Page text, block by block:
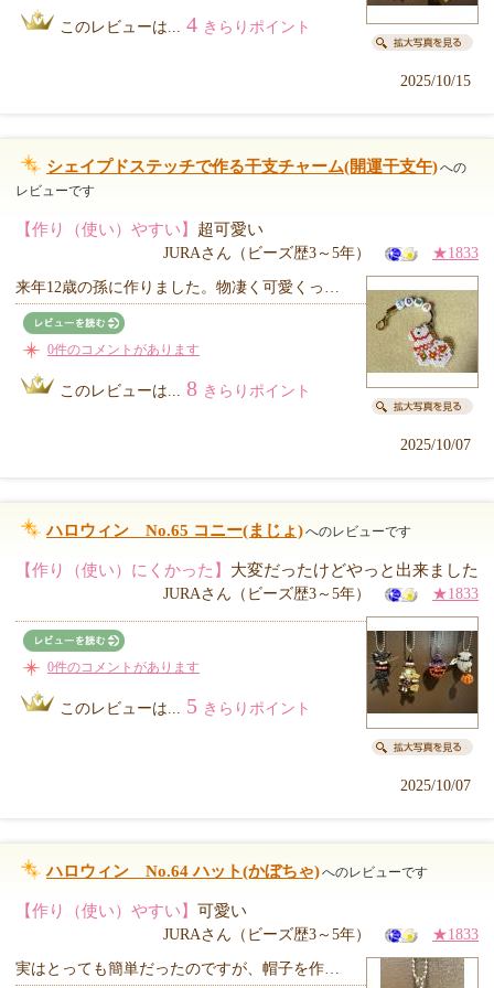
このレビューは... 4 きらりポイント
2025/10/15
シェイプドステッチで作る干支チャーム(開運干支午)への
レビューです
【作り（使い）やすい】 超可愛い
JURAさん（ビーズ歴3～5年） ★1833
来年12歳の孫に作りました。物凄く可愛くっ…
0件のコメントがあります
このレビューは... 8 きらりポイント
2025/10/07
ハロウィン No.65 コニー(まじょ)へのレビューです
【作り（使い）にくかった】 大変だったけどやっと出来ました
JURAさん（ビーズ歴3～5年） ★1833
0件のコメントがあります
このレビューは... 5 きらりポイント
2025/10/07
ハロウィン No.64 ハット(かぼちゃ)へのレビューです
【作り（使い）やすい】 可愛い
JURAさん（ビーズ歴3～5年） ★1833
実はとっても簡単だったのですが、帽子を作…